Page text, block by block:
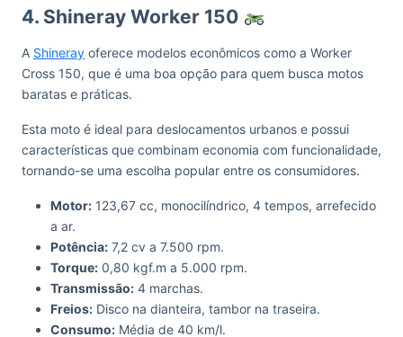
4. Shineray Worker 150
A Shineray oferece modelos econômicos como a Worker
Cross 150, que é uma boa opção para quem busca motos
baratas e práticas.
Esta moto é ideal para deslocamentos urbanos e possui
características que combinam economia com funcionalidade,
tornando-se uma escolha popular entre os consumidores.
Motor: 123,67 cc, monocilíndrico, 4 tempos, arrefecido
a ar.
Potência: 7,2 cv a 7.500 rpm.
Torque: 0,80 kgf.m a 5.000 rpm.
Transmissão: 4 marchas.
Freios: Disco na dianteira, tambor na traseira.
Consumo: Média de 40 km/l.